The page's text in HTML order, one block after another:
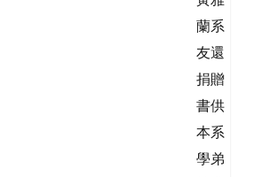
蘭系
友還
捐贈
書供
本系
學弟